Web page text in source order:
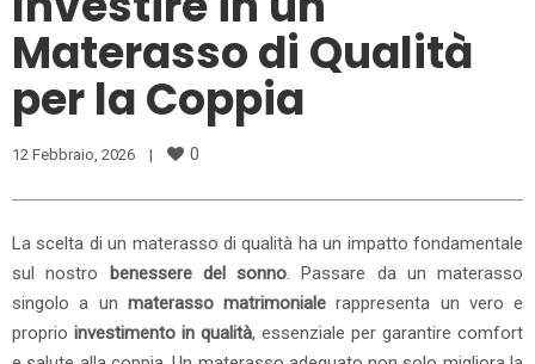
Materasso di Qualità
per la Coppia
12 Febbraio, 2026 | 0
La scelta di un materasso di qualità ha un impatto fondamentale
sul nostro benessere del sonno . Passare da un materasso
singolo a un materasso matrimoniale rappresenta un vero e
proprio investimento in qualità, essenziale per garantire comfort